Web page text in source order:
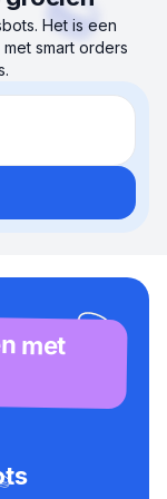
Het is een
smart orders
met